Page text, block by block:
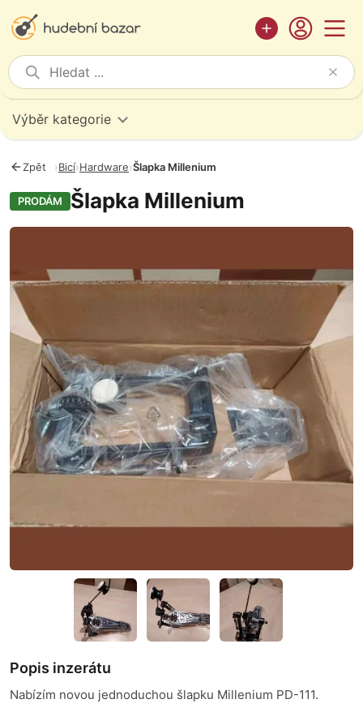
Výběr kategorie
Zpět ›Bicí›Hardware›Šlapka Millenium
PRODÁM Šlapka Millenium
Fotografie
Popis inzerátu
Nabízím novou jednoduchou šlapku Millenium PD-111.